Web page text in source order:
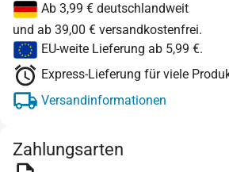
Ab 3,99 € deutschlandweit
und ab 39,00 € versandkostenfrei.
EU-weite Lieferung ab 5,99 €.
Express-Lieferung für viele
Versandinformationen
Zahlungsarten